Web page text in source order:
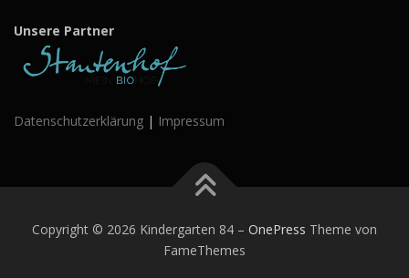
Unsere Partner
Datenschutzerklärung | Impressum
Copyright © 2026 Kindergarten 84 – OnePress Theme von
FameThemes